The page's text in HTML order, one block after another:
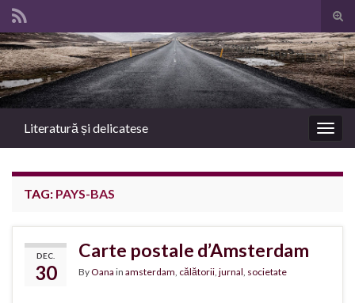
Search for:
Literatură și delicatese
TAG: PAYS-BAS
DEC.
30
Carte postale d’Amsterdam
ByOana in amsterdam călătorii jurnal societate